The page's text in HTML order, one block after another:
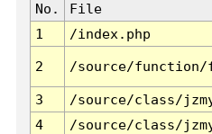
No. File
1
/index.php
2 /source/function/
3 /source/class/
4
/source/class/